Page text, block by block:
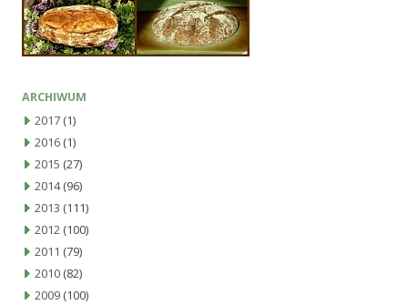
ARCHIWUM
2017 (1)
2016 (1)
2015 (27)
2014(96)
2013 (111)
2012 (100)
2011 (79)
2010 (82)
2009 (100)